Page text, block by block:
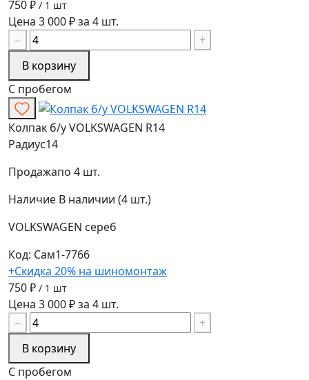
750 ₽ / 1 шт
Цена 3 000 ₽ за 4 шт.
−
+
В корзину
С пробегом
Колпак б/у VOLKSWAGEN R14
Радиус14
Продажапо 4 шт.
Наличие В наличии (4 шт.)
VOLKSWAGEN сереб
Код: Сам1-7766
+Скидка 20% на шиномонтаж
750 ₽ / 1 шт
Цена 3 000 ₽ за 4 шт.
−
+
В корзину
С пробегом